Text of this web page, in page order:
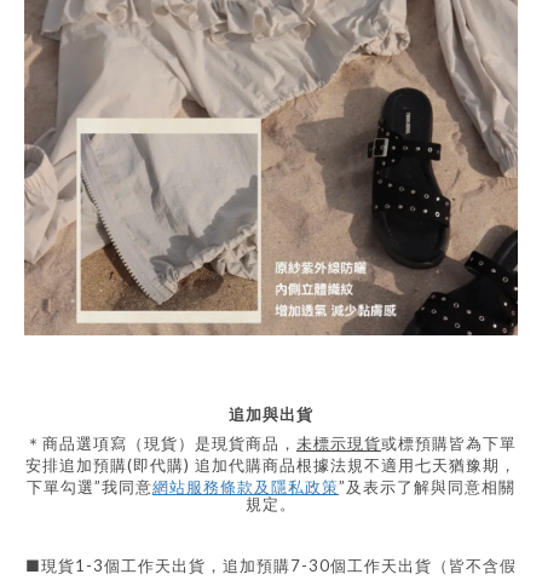
追加與出貨
＊商品選項寫（現貨）是現貨商品， 未標示現貨或標預購皆為下單
安排追加預購(即代購) 追加代購商品根據法規不適用七天猶豫期，
下單勾選”我同意網站服務條款及隱私政策”及表示了解與同意相關
規定。
■現貨1-3個工作天出貨，追加預購7-30個工作天出貨（皆不含假